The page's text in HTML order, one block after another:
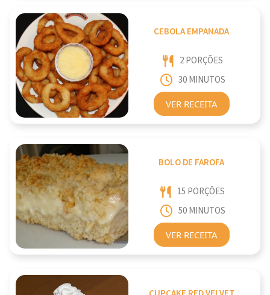
CEBOLA EMPANADA
2 PORÇÕES
30 MINUTOS
VER RECEITA
BOLO DE FAROFA
15 PORÇÕES
50 MINUTOS
VER RECEITA